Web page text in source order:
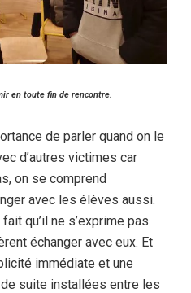
en toute fin de rencontre.
de parler quand on le
d’autres victimes car
on se comprend
avec les élèves aussi.
qu’il ne s’exprime pas
échanger avec eux. Et
immédiate et une
suite installées entre les